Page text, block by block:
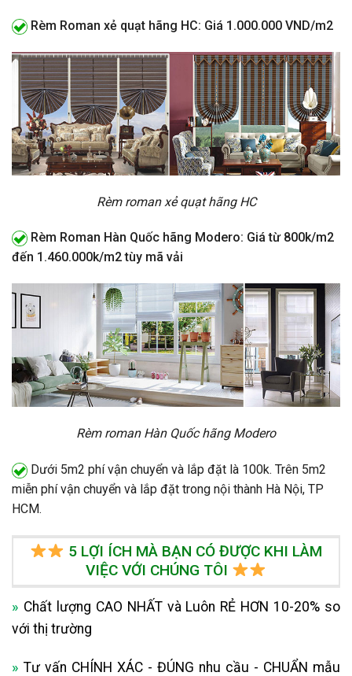
Rèm Roman xẻ quạt hãng HC: Giá 1.000.000 VND/m2
Rèm roman xẻ quạt hãng HC
Rèm Roman Hàn Quốc hãng Modero: Giá từ 800k/m2
đến 1.460.000k/m2 tùy mã vải
Rèm roman Hàn Quốc hãng Modero
Dưới 5m2 phí vận chuyển và lắp đặt là 100k. Trên 5m2
miễn phí vận chuyển và lắp đặt trong nội thành Hà Nội, TP
HCM.
5 LỢI ÍCH MÀ BẠN CÓ ĐƯỢC KHI LÀM
VIỆC VỚI CHÚNG TÔI
» Chất lượng CAO NHẤT và Luôn RẺ HƠN 10-20% so
với thị trường
» Tư vấn CHÍNH XÁC - ĐÚNG nhu cầu - CHUẨN mẫu